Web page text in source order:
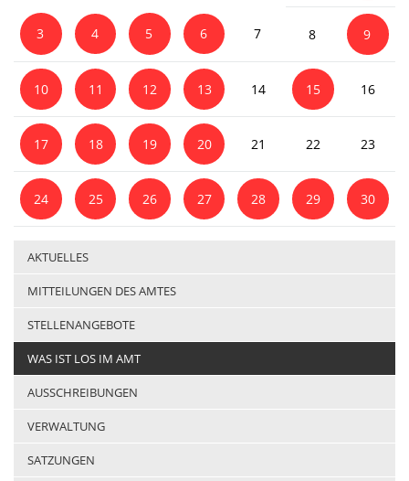
3 4 5 6 7 8 9
10 11 12 13 14 15 16
17 18 19 20 21 22 23
24 25 26 27 28 29 30
AKTUELLES
MITTEILUNGEN DES AMTES
STELLENANGEBOTE
WAS IST LOS IM AMT
AUSSCHREIBUNGEN
VERWALTUNG
SATZUNGEN